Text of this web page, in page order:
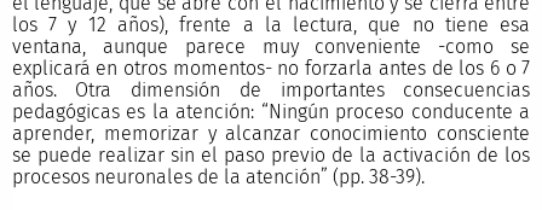
los 7 y 12 años), frente a la lectura, que no tiene esa
ventana, aunque parece muy conveniente -como se
explicará en otros momentos- no forzarla antes de los 6 o 7
años. Otra dimensión de importantes consecuencias
pedagógicas es la atención: “Ningún proceso conducente a
aprender, memorizar y alcanzar conocimiento consciente
se puede realizar sin el paso previo de la activación de los
procesos neuronales de la atención” (pp. 38-39).